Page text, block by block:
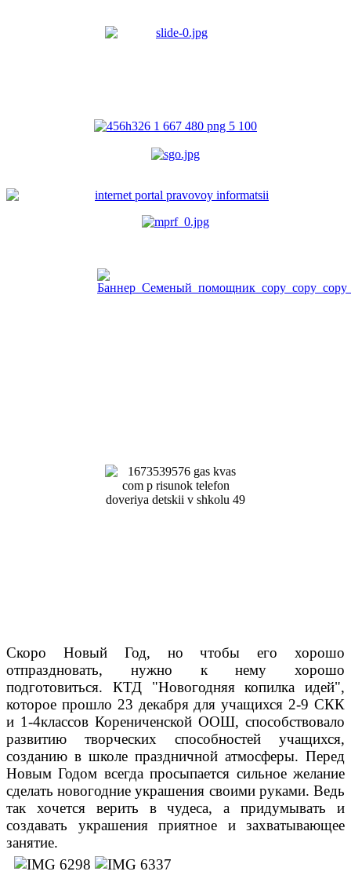
Скоро Новый Год, но чтобы его хорошо
отпраздновать, нужно к нему хорошо
подготовиться. КТД "Новогодняя копилка идей",
которое прошло 23 декабря для учащихся 2-9 СКК
и 1-4классов Корениченской ООШ, способствовало
развитию творческих способностей учащихся,
созданию в школе праздничной атмосферы. Перед
Новым Годом всегда просыпается сильное желание
сделать новогодние украшения своими руками. Ведь
так хочется верить в чудеса, а придумывать и
создавать украшения приятное и захватывающее
занятие.